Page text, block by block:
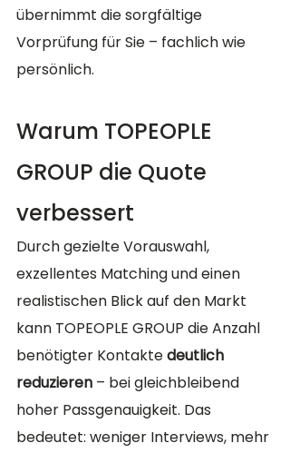
übernimmt die sorgfältige
Vorprüfung für Sie – fachlich wie
persönlich.
Warum TOPEOPLE
GROUP die Quote
verbessert
Durch gezielte Vorauswahl,
exzellentes Matching und einen
realistischen Blick auf den Markt
kann TOPEOPLE GROUP die Anzahl
benötigter Kontakte deutlich
reduzieren – bei gleichbleibend
hoher Passgenauigkeit. Das
bedeutet: weniger Interviews, mehr